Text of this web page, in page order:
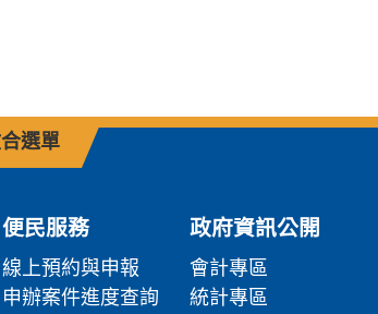
選單
便民服務
線上預約與申報
申辦案件進度查詢
政府資訊公開
會計專區
統計專區